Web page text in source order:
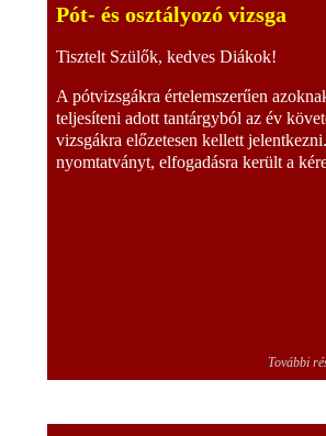
Pót- és osztályozó vizsga
Tisztelt Szülők, kedves Diákok!
A pótvizsgákra értelemszerűen
teljesíteni adott tantárgyból az év
vizsgákra előzetesen kellett
nyomtatványt, elfogadásra került a
További